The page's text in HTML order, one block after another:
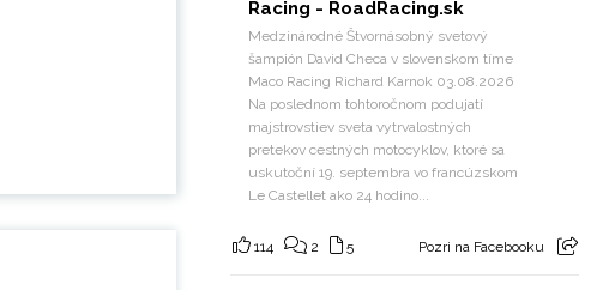
Racing - RoadRacing.sk
Medzinárodné Štvornásobný svetový
šampión David Checa v slovenskom tíme
Maco Racing Richard Karnok 03.08.2026
Na poslednom tohtoročnom podujatí
majstrovstiev sveta vytrvalostných
pretekov cestných motocyklov, ktoré sa
uskutoční 19. septembra vo francúzskom
Le Castellet ako 24 hodino...
114 2 5 Pozri na Facebooku